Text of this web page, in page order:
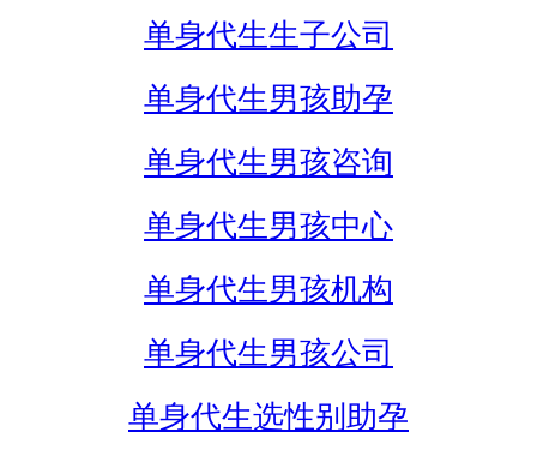
单身代生生子公司
单身代生男孩助孕
单身代生男孩咨询
单身代生男孩中心
单身代生男孩机构
单身代生男孩公司
单身代生选性别助孕